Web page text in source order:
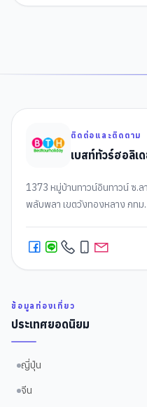
ติดต่อและติดตาม
เบสท์ทัวร์ฮอลิเ
1373 หมู่บ้านทาวน์อินทาวน์ ซ.
พลับพลา เขตวังทองหลาง กทม
ข้อมูลท่องเที่ยว
ประเทศยอดนิยม
ญี่ปุ่น
จีน